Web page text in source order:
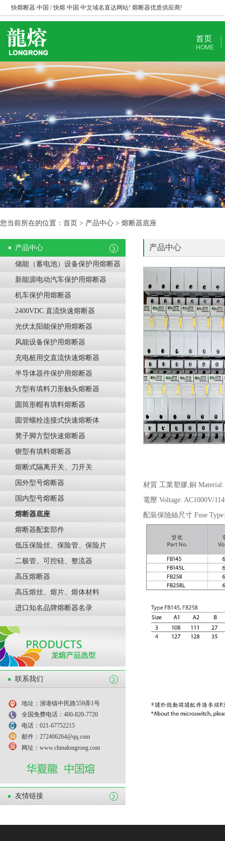
快熔断器.中国 / 快熔.中国 中文域名直达网站! 熔断器优质供应商!
首页
HOME
您当前所在的位置：首页 > 产品中心 > 熔断器底座
产品中心
储能（蓄电池）设备保护用熔断器
新能源电动汽车保护用熔断器
机车保护用熔断器
2400VDC 直流快速熔断器
光伏太阳能保护用熔断器
风能设备保护用熔断器
充电桩用交直流快速熔断器
半导体器件保护用熔断器
方型有填料刀形触头熔断器
圆筒形帽有填料熔断器
圆管螺栓连接式快速熔断体
凳子脚方型快速熔断器
锲型有填料熔断器
熔断式隔离开关、刀开关
国外型号熔断器
国内型号熔断器
熔断器底座
熔断器配套部件
低压保险丝、保险管、保险片
二极管、可控硅、整流器
高压熔断器
高压熔丝、熔片、熔体材料
进口知名品牌熔断器名录
联系我们
地址：泖港镇中民路559弄1号
全国免费电话：400-820-7720
电话：021-67752215
邮件：272406264@qq.com
网址：www.chinalongrong.com
友情链接
产品中心
材質 工業塑膠,銅 Material:
電壓 Voltage: AC1000V/
配裝保險絲尺寸 Fuse